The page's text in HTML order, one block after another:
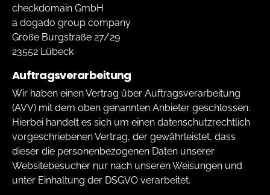
checkdomain GmbH
a dogado group company
Große Burgstraße 27/29
23552 Lübeck
Auftragsverarbeitung
Wir haben einen Vertrag über Auftragsverarbeitung
(AVV) mit dem oben genannten Anbieter geschlossen.
Hierbei handelt es sich um einen datenschutzrechtlich
vorgeschriebenen Vertrag, der gewährleistet, dass
dieser die personenbezogenen Daten unserer
Websitebesucher nur nach unseren Weisungen und
unter Einhaltung der DSGVO verarbeitet.